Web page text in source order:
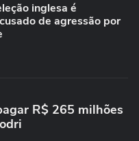
inglesa é
de agressão por
R$ 265 milhões